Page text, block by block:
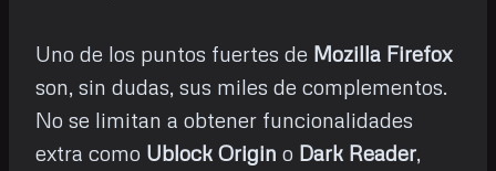
Uno de los puntos fuertes de Mozilla Firefox
son, sin dudas, sus miles de complementos.
No se limitan a obtener funcionalidades
extra como Ublock Origin o Dark Reader,